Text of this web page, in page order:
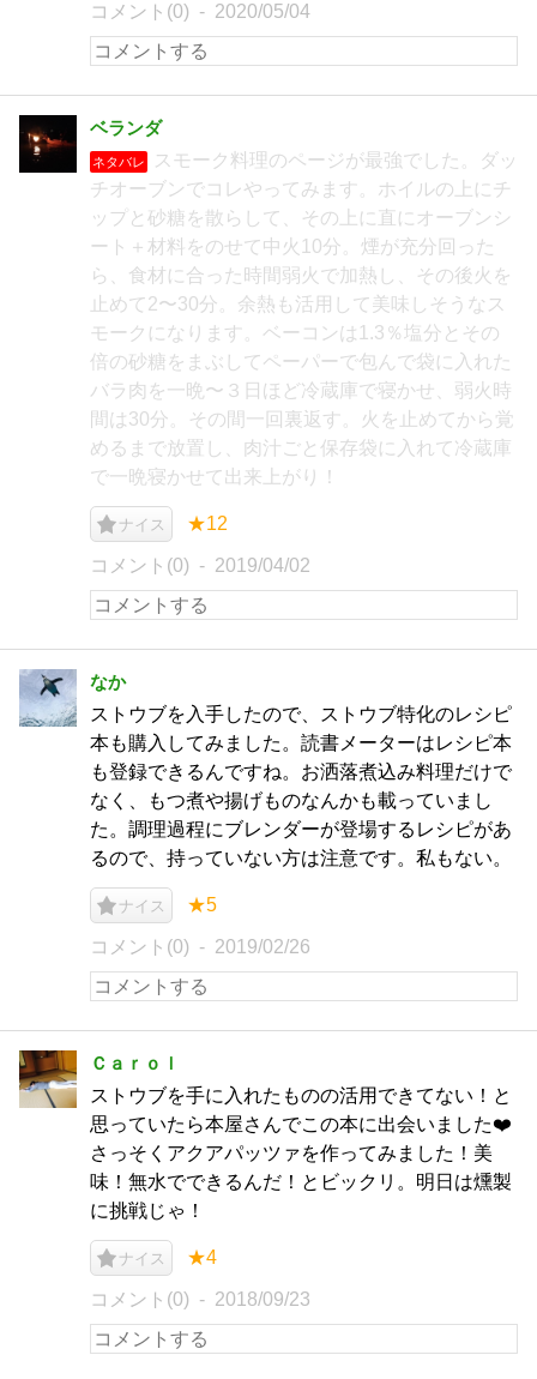
コメント(0) 2020/05/04
ベランダ
ネタバレ
スモーク料理のページが最強でした。ダッ
チオーブンでコレやってみます。ホイルの上にチ
ップと砂糖を散らして、その上に直にオーブンシ
ート＋材料をのせて中火10分。煙が充分回った
ら、食材に合った時間弱火で加熱し、その後火を
止めて2〜30分。余熱も活用して美味しそうなス
モークになります。ベーコンは1.3％塩分とその
倍の砂糖をまぶしてペーパーで包んで袋に入れた
バラ肉を一晩〜３日ほど冷蔵庫で寝かせ、弱火時
間は30分。その間一回裏返す。火を止めてから覚
めるまで放置し、肉汁ごと保存袋に入れて冷蔵庫
で一晩寝かせて出来上がり！
ナイス ★12
コメント(0) 2019/04/02
なか
ストウブを入手したので、ストウブ特化のレシピ
本も購入してみました。読書メーターはレシピ本
も登録できるんですね。お洒落煮込み料理だけで
なく、もつ煮や揚げものなんかも載っていまし
た。調理過程にブレンダーが登場するレシピがあ
るので、持っていない方は注意です。私もない。
ナイス ★5
コメント(0) 2019/02/26
Ｃａｒｏｌ
ストウブを手に入れたものの活用できてない！と
思っていたら本屋さんでこの本に出会いました❤️
さっそくアクアパッツァを作ってみました！美
味！無水でできるんだ！とビックリ。明日は燻製
に挑戦じゃ！
ナイス ★4
コメント(0) 2018/09/23